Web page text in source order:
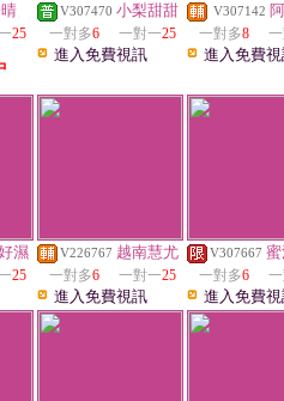
25
V307470 小梨甜甜
一對多6 一對一25
進入免費視訊
V307142
一對多8
進入免費
濕
25
V226767 越南慧尤
一對多6 一對一25
進入免費視訊
V307667
一對多6
進入免費